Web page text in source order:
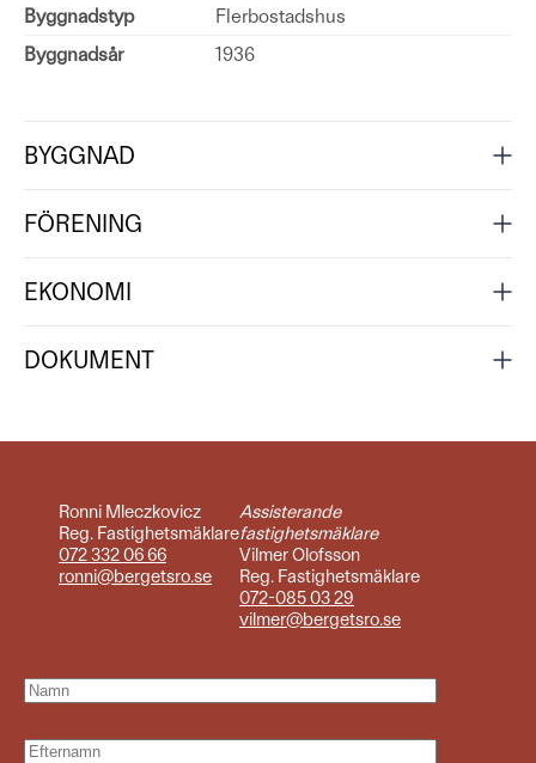
Byggnadstyp
Flerbostadshus
Byggnadsår
1936
BYGGNAD
FÖRENING
EKONOMI
DOKUMENT
Ronni Mleczkovicz
Reg. Fastighetsmäklare
072 332 06 66
ronni@bergetsro.se
Assisterande
fastighetsmäklare
Vilmer Olofsson
Reg. Fastighetsmäklare
072-085 03 29
vilmer@bergetsro.se